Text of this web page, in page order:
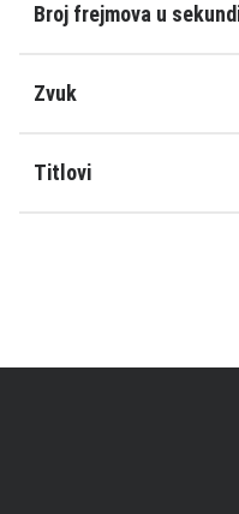
Broj frejmova u
Zvuk
Titlovi